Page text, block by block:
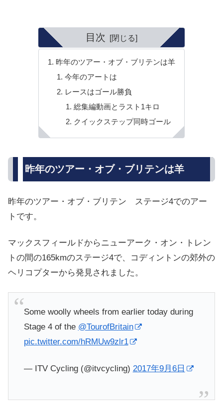
目次
昨年のツアー・オブ・ブリテンは羊
今年のアートは
レースはゴール勝負
総集編動画とラスト1キロ
クイックステップ同時ゴール
昨年のツアー・オブ・ブリテンは羊
昨年のツアー・オブ・ブリテン ステージ4でのアー
トです。
マックスフィールドからニューアーク・オン・トレン
トの間の165kmのステージ4で、コディントンの郊外の
ヘリコプターから発見されました。
Some woolly wheels from earlier today during
Stage 4 of the @TourofBritain
pic.twitter.com/hRMUw9zlr1
— ITV Cycling (@itvcycling) 2017年9月6日